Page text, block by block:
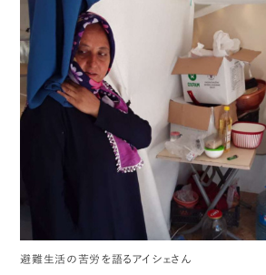
避難生活の苦労を語るアイシェさん